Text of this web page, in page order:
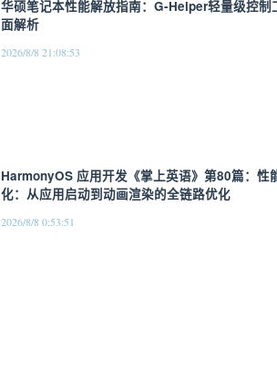
华硕笔记本性能解放指南：G-Helper轻量级控制
面解析
2026/8/8 21:08:53
HarmonyOS 应用开发《掌上英语》第80篇：性
化：从应用启动到动画渲染的全链路优化
2026/8/8 0:53:51